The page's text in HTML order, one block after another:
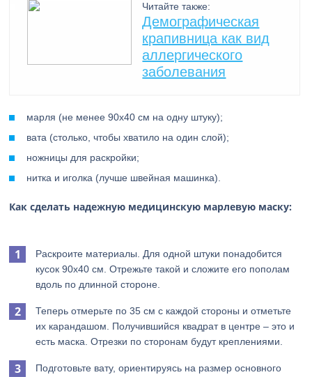
Читайте также:
Демографическая
крапивница как вид
аллергического
заболевания
марля (не менее 90х40 см на одну штуку);
вата (столько, чтобы хватило на один слой);
ножницы для раскройки;
нитка и иголка (лучше швейная машинка).
Как сделать надежную медицинскую марлевую маску:
Раскроите материалы. Для одной штуки понадобится
кусок 90х40 см. Отрежьте такой и сложите его пополам
вдоль по длинной стороне.
Теперь отмерьте по 35 см с каждой стороны и отметьте
их карандашом. Получившийся квадрат в центре – это и
есть маска. Отрезки по сторонам будут креплениями.
Подготовьте вату, ориентируясь на размер основного